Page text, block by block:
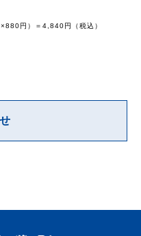
円）＝4,840円（税込）